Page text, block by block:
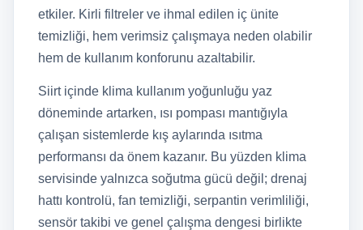
etkiler. Kirli filtreler ve ihmal edilen iç ünite
temizliği, hem verimsiz çalışmaya neden olabilir
hem de kullanım konforunu azaltabilir.
Siirt içinde klima kullanım yoğunluğu yaz
döneminde artarken, ısı pompası mantığıyla
çalışan sistemlerde kış aylarında ısıtma
performansı da önem kazanır. Bu yüzden klima
servisinde yalnızca soğutma gücü değil; drenaj
hattı kontrolü, fan temizliği, serpantin verimliliği,
sensör takibi ve genel çalışma dengesi birlikte